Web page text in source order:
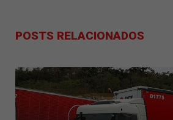
POSTS RELACIONADOS